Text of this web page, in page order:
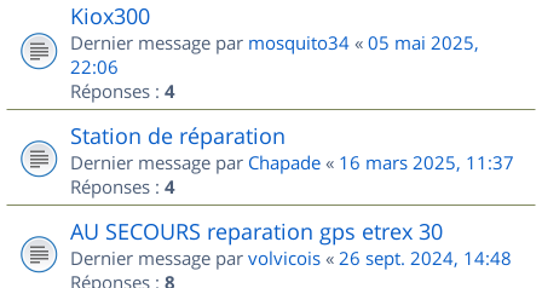
Kiox300
Dernier message par mosquito34 « 05 mai 2025,
22:06
Réponses : 4
Station de réparation
Dernier message par Chapade « 16 mars 2025, 11:37
Réponses : 4
AU SECOURS reparation gps etrex 30
Dernier message par volvicois « 26 sept. 2024, 14:48
Réponses : 8